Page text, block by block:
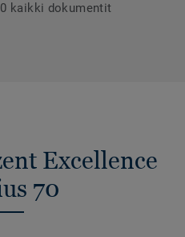
kaikki dokumentit
Excellence
70